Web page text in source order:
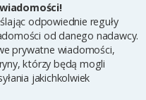
odpowiednie reguły
od danego nadawcy.
prywatne wiadomości,
którzy będą mogli
jakichkolwiek